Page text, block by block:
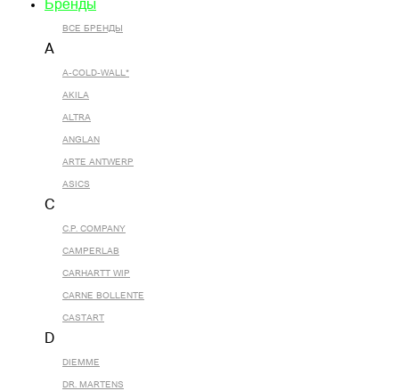
Бренды
ВСЕ БРЕНДЫ
A
A-COLD-WALL*
AKILA
ALTRA
ANGLAN
ARTE ANTWERP
ASICS
C
C.P. COMPANY
CAMPERLAB
CARHARTT WIP
CARNE BOLLENTE
CASTART
D
DIEMME
DR. MARTENS